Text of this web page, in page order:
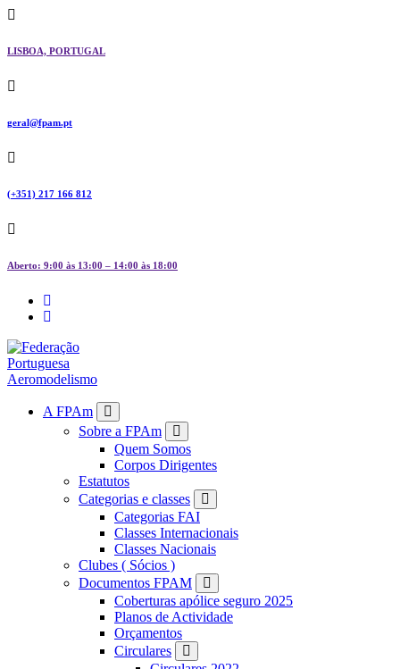
Skip
content
LISBOA, PORTUGAL
geral@fpam.pt
(+351) 217 166 812
Aberto: 9:00 às 13:00 – 14:00 às 18:00
FPAMA FPAm
Sobre a FPAm
Quem Somos
Corpos Dirigentes
Estatutos
Categorias e classes
Categorias FAI
Classes Internacionais
Classes Nacionais
Clubes ( Sócios )
Documentos FPAM
Coberturas apólice seguro 2025
Planos de Actividade
Orçamentos
Circulares